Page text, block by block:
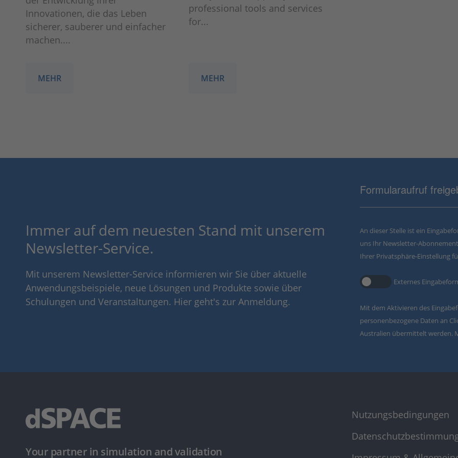
Innovationen, die das Leben
sicherer, sauberer und einfacher
machen....
MEHR
professional tools and services
for...
MEHR
Immer auf dem neuesten Stand mit unserem
Newsletter-Service.
Mit unserem Newsletter-Service informieren wir Sie über aktuelle
Anwendungsbeispiele, neue Lösungen und Produkte sowie über
Schulungen und Veranstaltungen. Hier geht's zur Anmeldung.
Formularaufruf
An dieser Stelle ist ein
uns Ihr Newsletter-
Ihrer Privatsphäre-Einstellung
Externes
Mit dem Aktivieren des
personenbezogene Daten an
Australien übermittelt werden.
Your partner in simulation and validation
Nutzungsbedingungen